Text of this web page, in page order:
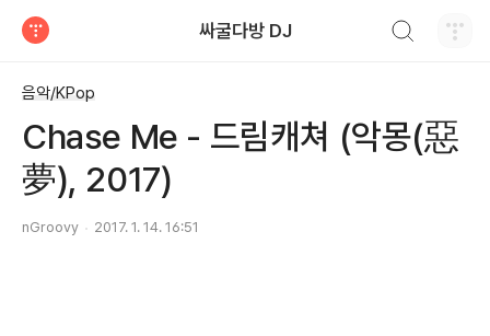
싸굴다방 DJ
음악/KPop
Chase Me - 드림캐쳐 (악몽(惡
夢), 2017)
nGroovy 2017. 1. 14. 16:51